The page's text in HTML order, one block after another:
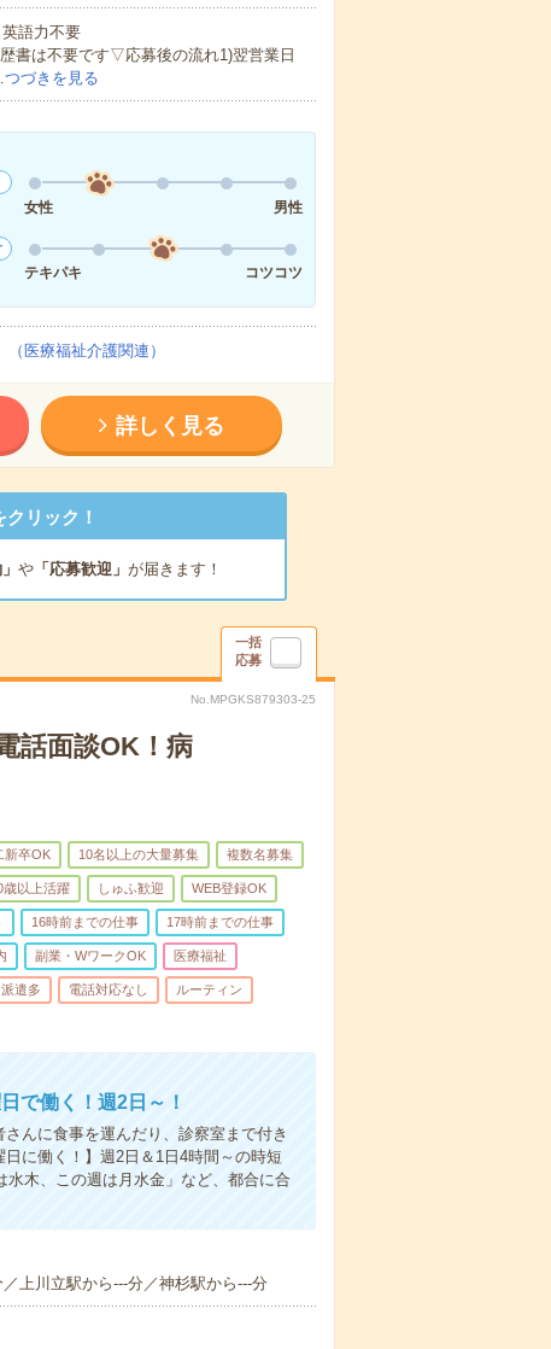
語力不要
書は不要です▽応募後の流れ1)翌営業日
つづきを見る
女性
男性
テキパキ
コツコツ
医療福祉介護関連）
詳しく見る
リック！
や「応募歓迎」 が届きます！
一括
応募
No.MPGKS879303-25
話面談OK！病
新卒OK 10名以上の大量募集 複数名募集
歳以上活躍 しゅふ歓迎 WEB登録OK
16時前までの仕事 17時前までの仕事
副業・WワークOK 医療福祉
派遣多 電話対応なし ルーティン
で働く！週2日～！
んに食事を運んだり、診察室まで付き
に働く！】週2日＆1日4時間～の時短
木、この週は月水金」など、都合に合
上川立駅から---分／神杉駅から---分